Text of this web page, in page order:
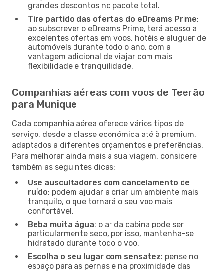
grandes descontos no pacote total.
Tire partido das ofertas do eDreams Prime:
ao subscrever o eDreams Prime, terá acesso a
excelentes ofertas em voos, hotéis e aluguer de
automóveis durante todo o ano, com a
vantagem adicional de viajar com mais
flexibilidade e tranquilidade.
Companhias aéreas com voos de Teerão
para Munique
Cada companhia aérea oferece vários tipos de
serviço, desde a classe económica até à premium,
adaptados a diferentes orçamentos e preferências.
Para melhorar ainda mais a sua viagem, considere
também as seguintes dicas:
Use auscultadores com cancelamento de
ruído: podem ajudar a criar um ambiente mais
tranquilo, o que tornará o seu voo mais
confortável.
Beba muita água: o ar da cabina pode ser
particularmente seco, por isso, mantenha-se
hidratado durante todo o voo.
Escolha o seu lugar com sensatez: pense no
espaço para as pernas e na proximidade das